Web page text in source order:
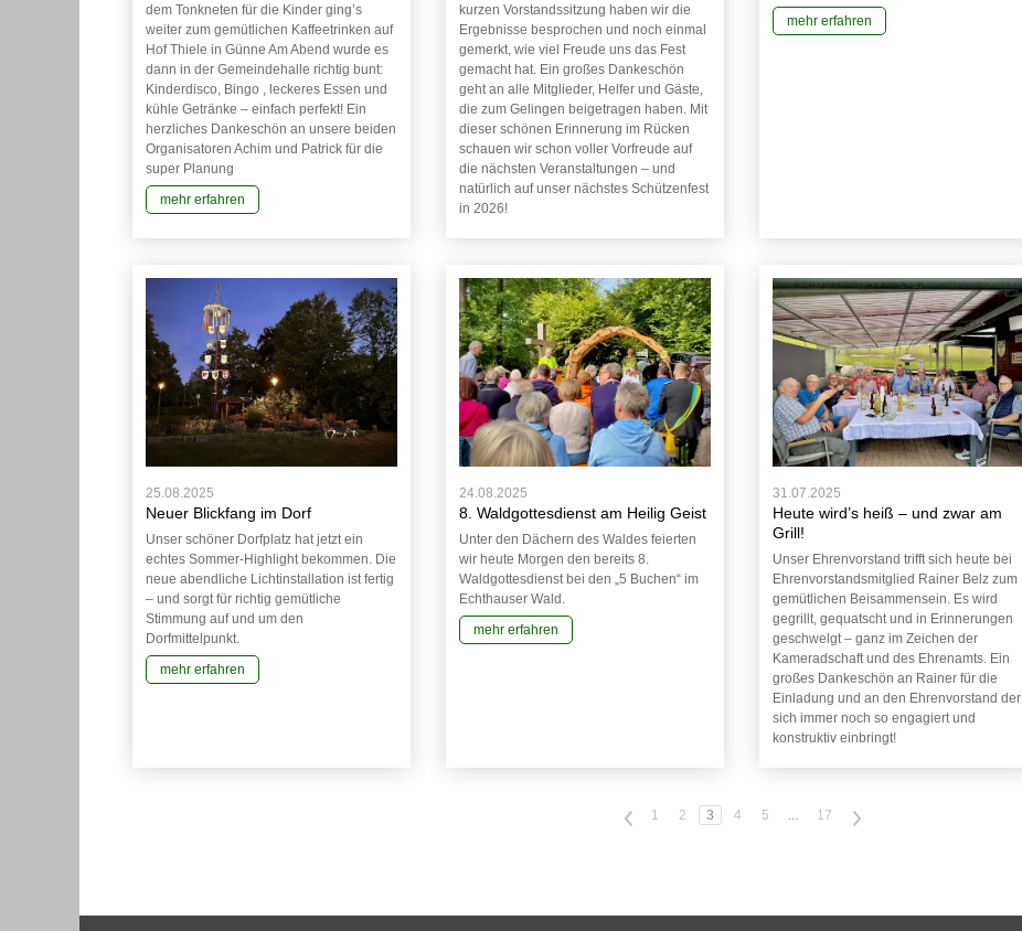
dem Tonkneten für die Kinder ging’s
weiter zum gemütlichen Kaffeetrinken auf
Hof Thiele in Günne Am Abend wurde es
dann in der Gemeindehalle richtig bunt:
Kinderdisco, Bingo , leckeres Essen und
kühle Getränke – einfach perfekt! Ein
herzliches Dankeschön an unsere beiden
Organisatoren Achim und Patrick für die
super Planung
mehr erfahren
kurzen Vorstandssitzung haben wir die
Ergebnisse besprochen und noch einmal
gemerkt, wie viel Freude uns das Fest
gemacht hat. Ein großes Dankeschön
geht an alle Mitglieder, Helfer und Gäste,
die zum Gelingen beigetragen haben. Mit
dieser schönen Erinnerung im Rücken
schauen wir schon voller Vorfreude auf
die nächsten Veranstaltungen – und
natürlich auf unser nächstes Schützenfest
in 2026!
mehr erfahren
25.08.2025
Neuer Blickfang im Dorf
Unser schöner Dorfplatz hat jetzt ein
echtes Sommer-Highlight bekommen. Die
neue abendliche Lichtinstallation ist fertig
– und sorgt für richtig gemütliche
Stimmung auf und um den
Dorfmittelpunkt.
mehr erfahren
24.08.2025
8. Waldgottesdienst am Heilig Geist
Unter den Dächern des Waldes feierten
wir heute Morgen den bereits 8.
Waldgottesdienst bei den „5 Buchen“ im
Echthauser Wald.
mehr erfahren
31.07.2025
Heute wird’s heiß – und zwar am
Grill!
Unser Ehrenvorstand trifft sich heute bei
Ehrenvorstandsmitglied Rainer Belz zum
gemütlichen Beisammensein. Es wird
gegrillt, gequatscht und in Erinnerungen
geschwelgt – ganz im Zeichen der
Kameradschaft und des Ehrenamts. Ein
großes Dankeschön an Rainer für die
Einladung und an den Ehrenvorstand der
sich immer noch so engagiert und
konstruktiv einbringt!
< 1 2 3 4 5 ... 17 >